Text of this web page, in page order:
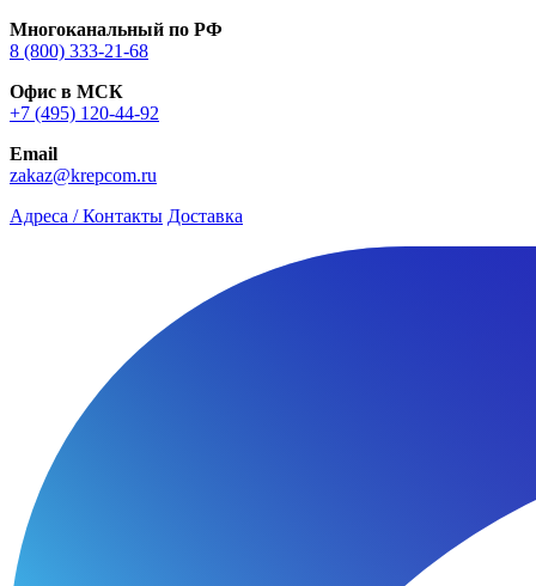
Многоканальный по РФ
8 (800) 333‑21-68
Офис в МСК
+7 (495) 120-44-92
Email
zakaz@krepcom.ru
Адреса / Контакты Доставка